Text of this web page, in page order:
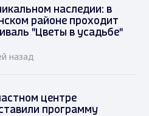
наследии: в
районе проходит
"Цветы в усадьбе"
назад
центре
программу